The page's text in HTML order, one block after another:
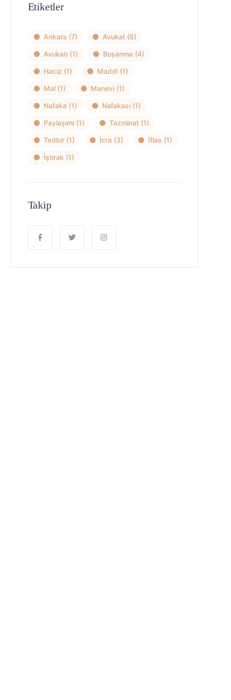
Etiketler
Ankara (7) Avukat(6)
Avukatı(1) Boşanma (4)
Haciz (1) Maddi(1)
Mal(1) Manevi(1)
Nafaka (1) Nafakası(1)
Paylaşımı(1) Tazminat(1)
Tedbir(1) İcra (3) İflas (1)
İştirak (1)
Takip